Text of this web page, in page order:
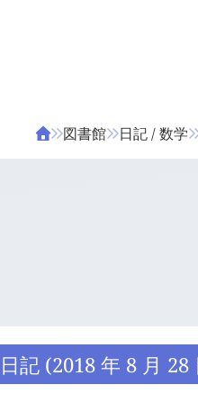
図書館 日記 / 数学
日記 (2018 年 8 月 28